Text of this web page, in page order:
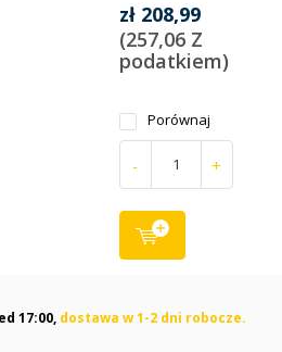
zł 208,99
(257,06 Z
podatkiem)
Porównaj
- +
17:00, dostawa w 1-2 dni robocze.